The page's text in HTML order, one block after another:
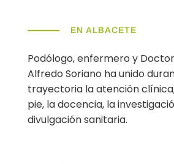
EN ALBACETE
Podólogo, enfermero y
Alfredo Soriano ha unido
trayectoria la atención
pie, la docencia, la
divulgación sanitaria.